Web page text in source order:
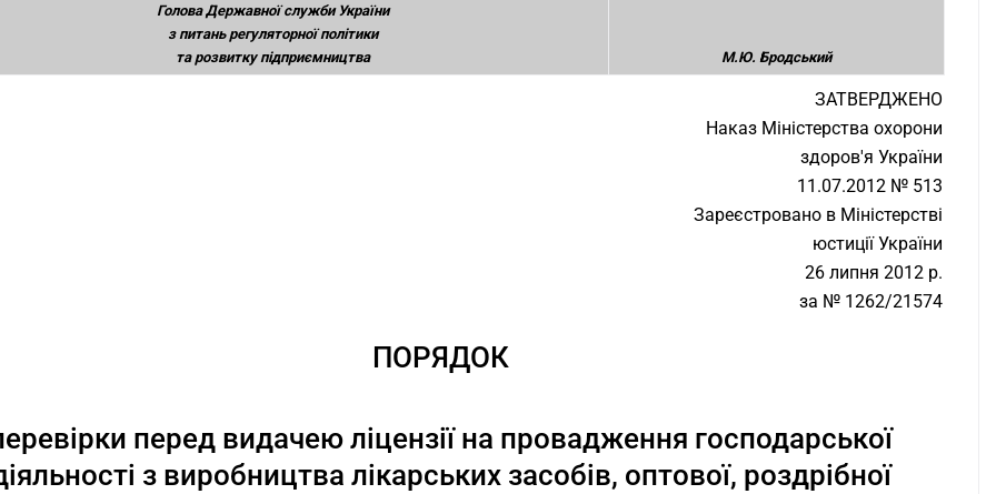
Голова Державної служби України
з питань регуляторної політики
та розвитку підприємництва
М.Ю. Бродський
ЗАТВЕРДЖЕНО
Наказ Міністерства охорони
здоров'я України
11.07.2012 № 513
Зареєстровано в Міністерстві
юстиції України
26 липня 2012 р.
за № 1262/21574
ПОРЯДОК
перед видачею ліцензії на провадження господарської
з виробництва лікарських засобів, оптової, роздрібної